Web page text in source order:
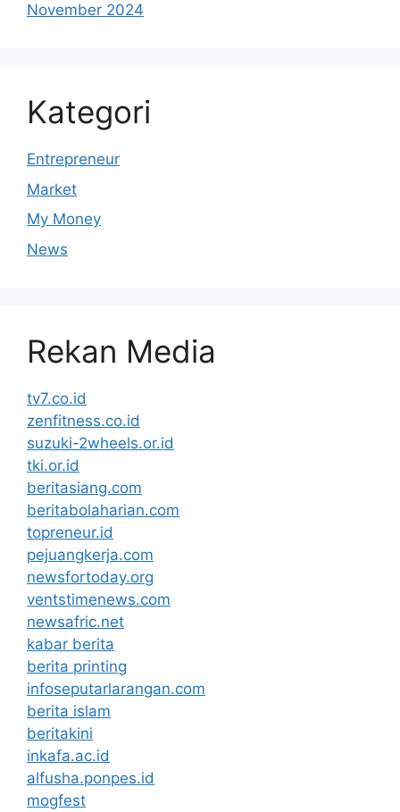
November 2024
Kategori
Entrepreneur
Market
My Money
News
Rekan Media
tv7.co.id
zenfitness.co.id
suzuki-2wheels.or.id
tki.or.id
beritasiang.com
beritabolaharian.com
topreneur.id
pejuangkerja.com
newsfortoday.org
ventstimenews.com
newsafric.net
kabar berita
berita printing
infoseputarlarangan.com
berita islam
beritakini
inkafa.ac.id
alfusha.ponpes.id
mogfest